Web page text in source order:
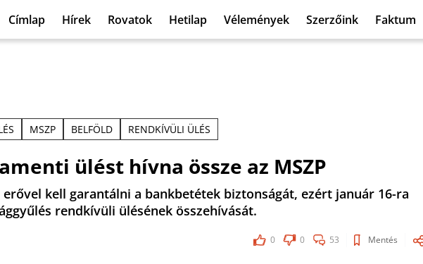
Címlap Hírek Rovatok Hetilap Vélemények Szerzőink Faktum
MSZP BELFÖLD RENDKÍVÜLI ÜLÉS
ülést hívna össze az MSZP
kell garantálni a bankbetétek biztonságát, ezért január 16-ra
rendkívüli ülésének összehívását.
0 0 53 Mentés